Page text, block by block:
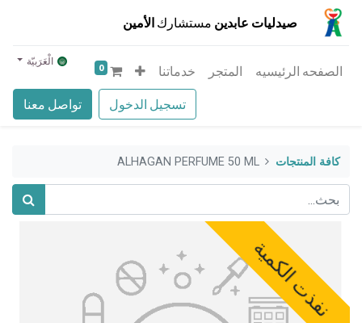
صيدليات عابدين مستشارك الأمين
تسجيل الدخول تواصل معنا
الصفحه الرئيسيه المتجر خدماتنا 0 الْعَرَبيّة
كافة المنتجات ALHAGAN PERFUME 50 ML
نفذت الكمية